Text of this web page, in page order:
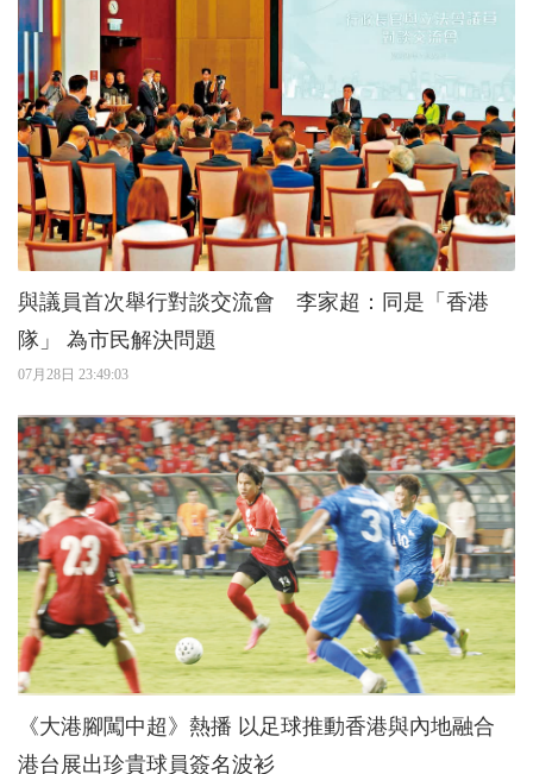
與議員首次舉行對談交流會 李家超：同是「香港
隊」 為市民解決問題
07月28日 23:49:03
《大港腳闖中超》熱播 以足球推動香港與內地融合
港台展出珍貴球員簽名波衫